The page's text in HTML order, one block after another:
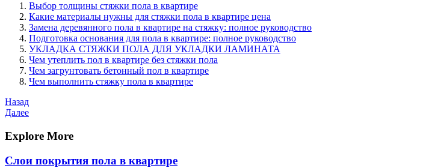
Выбор толщины стяжки пола в квартире
Какие материалы нужны для стяжки пола в квартире цена
Замена деревянного пола в квартире на стяжку: полное руководство
Подготовка основания для пола в квартире: полное руководство
УКЛАДКА СТЯЖКИ ПОЛА ДЛЯ УКЛАДКИ ЛАМИНАТА
Чем утеплить пол в квартире без стяжки пола
Чем загрунтовать бетонный пол в квартире
Чем выполнить стяжку пола в квартире
Навигация
по
записям
Предыдущая
запись
Назад
Следующая
Далее
Explore More
Слои покрытия пола в квартире